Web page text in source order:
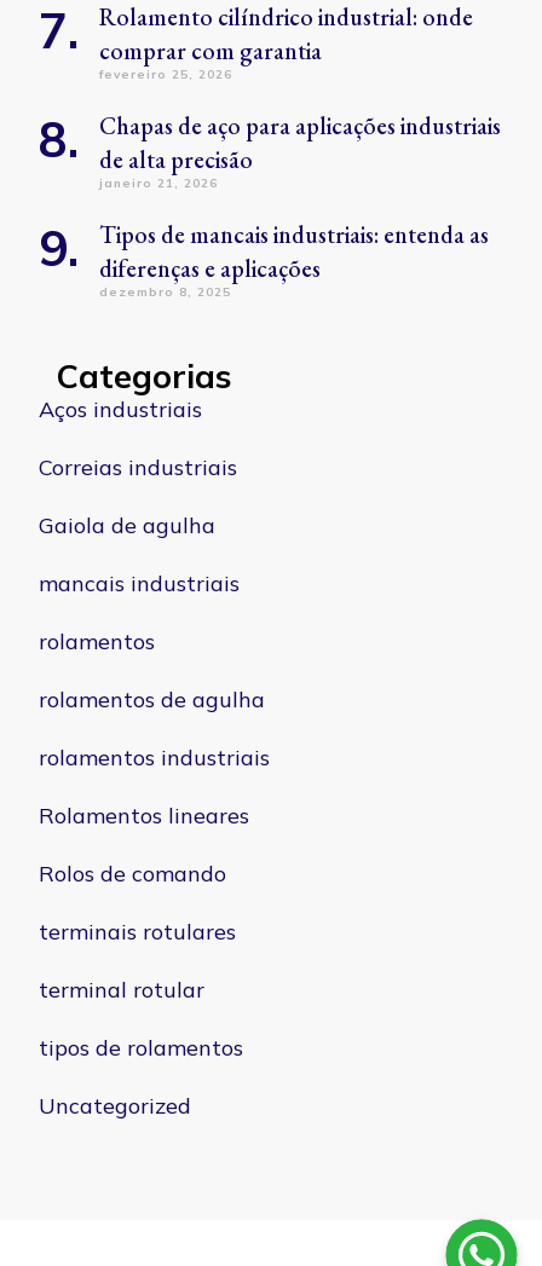
Rolamento cilíndrico industrial: onde
comprar com garantia
fevereiro 25, 2026
Chapas de aço para aplicações industriais
de alta precisão
janeiro 21, 2026
Tipos de mancais industriais: entenda as
diferenças e aplicações
dezembro 8, 2025
Categorias
Aços industriais
Correias industriais
Gaiola de agulha
mancais industriais
rolamentos
rolamentos de agulha
rolamentos industriais
Rolamentos lineares
Rolos de comando
terminais rotulares
terminal rotular
tipos de rolamentos
Uncategorized